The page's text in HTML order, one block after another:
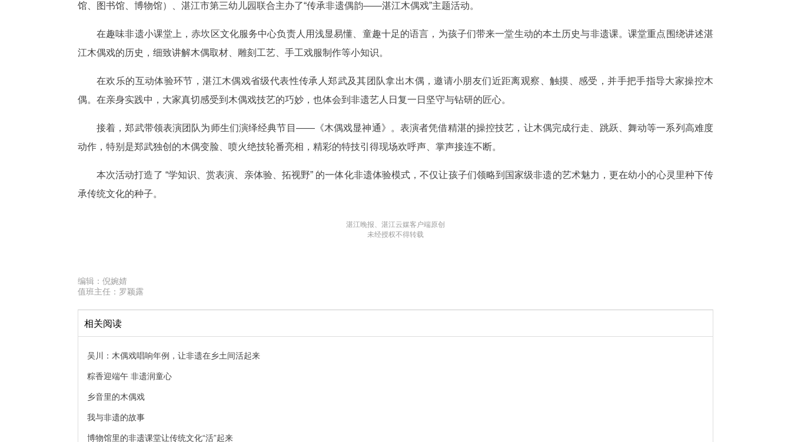
馆、图书馆、博物馆）、湛江市第三幼儿园联合主办了“传承非遗偶韵——湛江木偶戏”主题活动。
在趣味非遗小课堂上，赤坎区文化服务中心负责人用浅显易懂、童趣十足的语言，为孩子们带来一堂生动的本土历史与非遗课。课堂重点围绕讲述湛
江木偶戏的历史，细致讲解木偶取材、雕刻工艺、手工戏服制作等小知识。
在欢乐的互动体验环节，湛江木偶戏省级代表性传承人郑武及其团队拿出木偶，邀请小朋友们近距离观察、触摸、感受，并手把手指导大家操控木
偶。在亲身实践中，大家真切感受到木偶戏技艺的巧妙，也体会到非遗艺人日复一日坚守与钻研的匠心。
接着，郑武带领表演团队为师生们演绎经典节目——《木偶戏显神通》。表演者凭借精湛的操控技艺，让木偶完成行走、跳跃、舞动等一系列高难度
动作，特别是郑武独创的木偶变脸、喷火绝技轮番亮相，精彩的特技引得现场欢呼声、掌声接连不断。
本次活动打造了 “学知识、赏表演、亲体验、拓视野” 的一体化非遗体验模式，不仅让孩子们领略到国家级非遗的艺术魅力，更在幼小的心灵里种下传
承传统文化的种子。
湛江晚报、湛江云媒客户端原创
未经授权不得转载
编辑： 倪婉婧
值班主任： 罗颖露
相关阅读
吴川：木偶戏唱响年例，让非遗在乡土间活起来
粽香迎端午 非遗润童心
乡音里的木偶戏
我与非遗的故事
博物馆里的非遗课堂让传统文化“活”起来